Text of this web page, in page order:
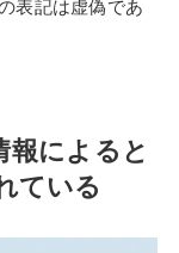
表記は虚偽であ
によると
ている